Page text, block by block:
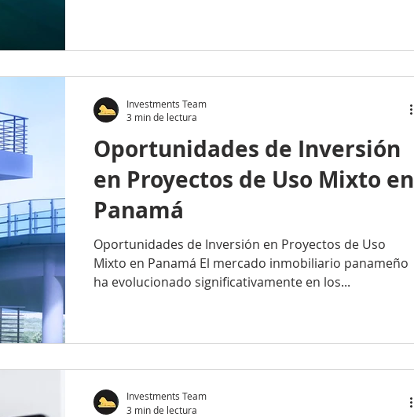
Oportunidades de Inversión
en Proyectos de Uso Mixto en
Panamá
Oportunidades de Inversión en Proyectos de Uso
Mixto en Panamá El mercado inmobiliario panameño
ha evolucionado significativamente en los...
Investments Team
3 min de lectura
Investments Team
3 min de lectura